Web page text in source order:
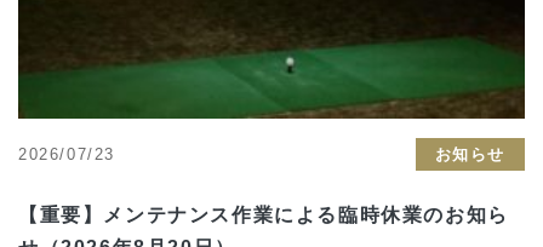
2026/07/23 お知らせ
【重要】メンテナンス作業による臨時休業のお知ら